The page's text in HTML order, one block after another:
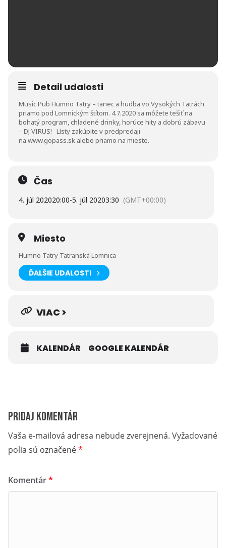
Detail udalosti
Music Pub Humno Tatry – tanec a hudba vo Vysokých Tatrách
priamo pod Lomnickým štítom. 4.7.2020 sa môžete tešiť na
bohatý program, chladené drinky, horúce hity a dobrú zábavu
– DJ VIRUS! Lísty zakúpite v predpredaji
na www.gopass.sk alebo priamo na mieste.
Čas
4. júl 202020:00-5. júl 20203:30 (GMT+00:00)
Miesto
Humno Tatry Tatranská Lomnica
ĎALŠIE UDALOSTI
VIAC >
KALENDÁR GOOGLE KALENDÁR
Pridaj komentár
Vaša e-mailová adresa nebude zverejnená. Vyžadované
polia sú označené*
Komentár*